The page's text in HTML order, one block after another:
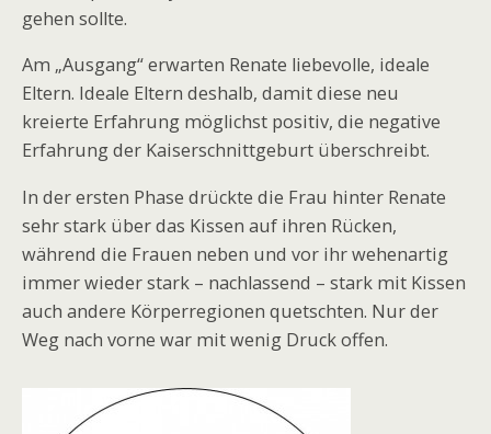
gehen sollte.
Am „Ausgang“ erwarten Renate liebevolle, ideale
Eltern. Ideale Eltern deshalb, damit diese neu
kreierte Erfahrung möglichst positiv, die negative
Erfahrung der Kaiserschnittgeburt überschreibt.
In der ersten Phase drückte die Frau hinter Renate
sehr stark über das Kissen auf ihren Rücken,
während die Frauen neben und vor ihr wehenartig
immer wieder stark – nachlassend – stark mit Kissen
auch andere Körperregionen quetschten. Nur der
Weg nach vorne war mit wenig Druck offen.